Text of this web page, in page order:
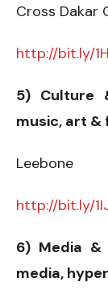
Cross Dakar
http://bit.ly/
5) Culture
music, art &
Leebone
http://bit.ly/
6) Media &
media,